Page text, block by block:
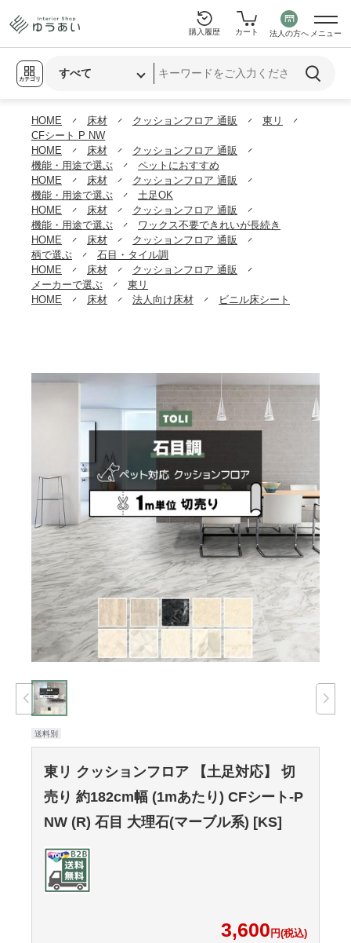
カテゴリ
購入履歴 カート 法人の方へ メニュー
HOME 床材 クッションフロア 通販
東リ
CFシート P NW
HOME
床材
クッションフロア 通販
機能・用途で選ぶ
ペットにおすすめ
HOME
床材
クッションフロア 通販
機能・用途で選ぶ
土足OK
HOME
床材
クッションフロア 通販
機能・用途で選ぶ
ワックス不要できれいが長続き
HOME
床材
クッションフロア 通販
柄で選ぶ
石目・タイル調
HOME
床材
クッションフロア 通販
メーカーで選ぶ
東リ
HOME
床材 法人向け床材 ビニル床シート
送料別
東リ クッションフロア 【土足対応】 切
売り 約182cm幅 (1mあたり) CFシート-P
NW (R) 石目 大理石(マーブル系) [KS]
3,600 円(税込)